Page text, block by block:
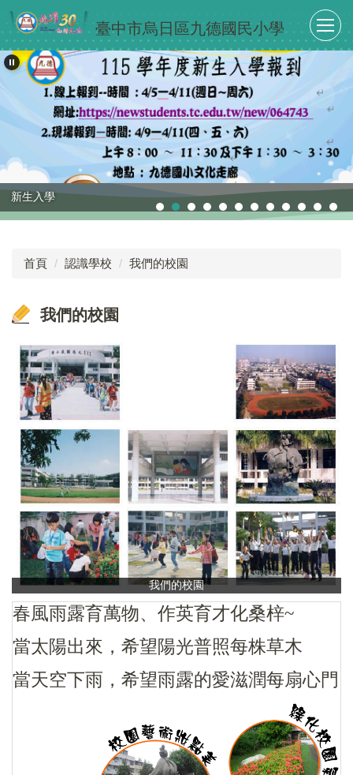
跳
到
主
要
內
區
臺中市烏日區九德國民小學
校慶運動會
首頁 認識學校 我們的校園
我們的校園
我們的校園
春風雨露育萬物、作英育才化桑梓~
當太陽出來，希望陽光普照每株草木
當天空下雨，希望雨露的愛滋潤每扇心門